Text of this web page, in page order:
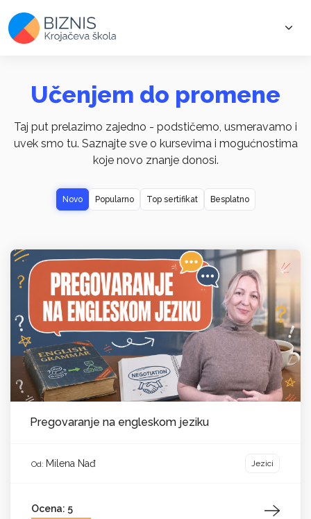
Učenjem do promene
Taj put prelazimo zajedno - podstičemo, usmeravamo i
uvek smo tu. Saznajte sve o kursevima i mogućnostima
koje novo znanje donosi.
Novo Popularno Top sertifikat Besplatno
Pregovaranje na engleskom jeziku
Od: Milena Nađ Jezici
Ocena: 5